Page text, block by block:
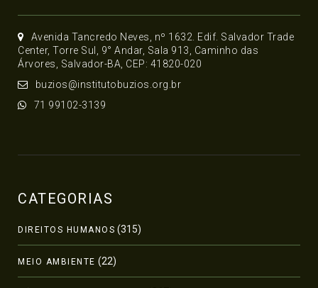
Avenida Tancredo Neves, nº 1632. Edif. Salvador Trade
Center, Torre Sul, 9° Andar, Sala 913, Caminho das
Árvores, Salvador-BA, CEP: 41820-020
buzios@institutobuzios.org.br
71 99102-3139
CATEGORIAS
DIREITOS HUMANOS (315)
MEIO AMBIENTE (22)